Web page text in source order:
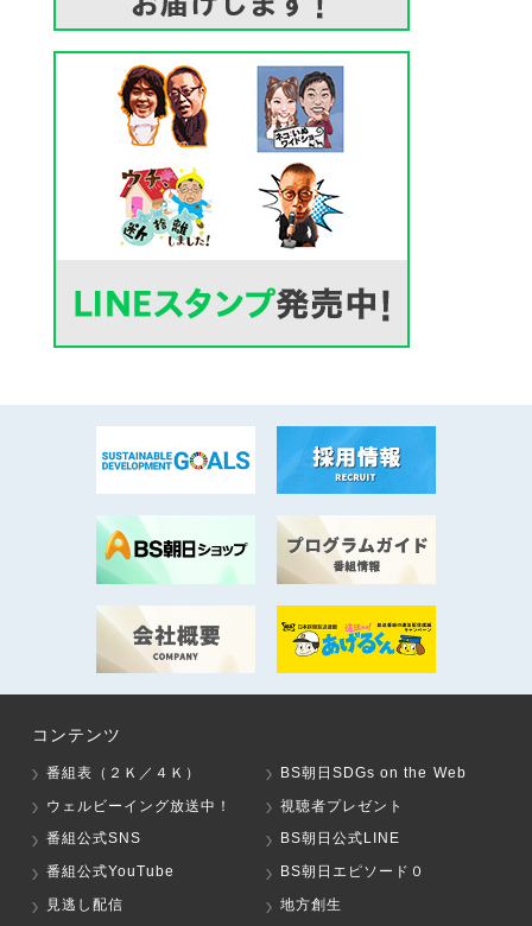
コンテンツ
番組表（２Ｋ／４Ｋ）
BS朝日SDGs on the Web
ウェルビーイング放送中！
視聴者プレゼント
番組公式SNS
BS朝日公式LINE
番組公式YouTube
BS朝日エピソード０
見逃し配信
地方創生